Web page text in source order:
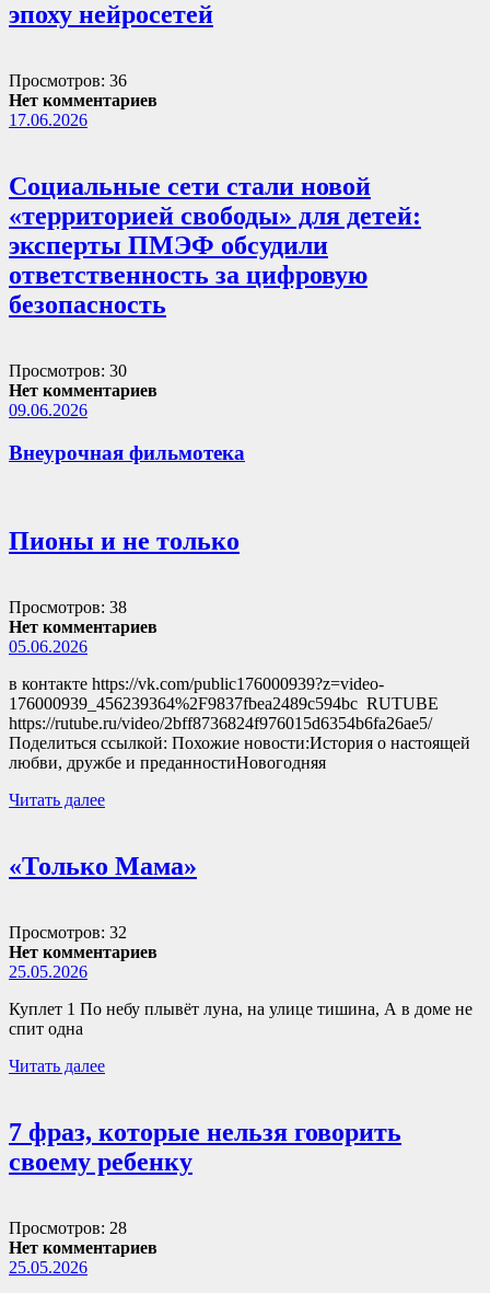
эпоху нейросетей
Просмотров: 36
Нет комментариев
17.06.2026
Социальные сети стали новой
«территорией свободы» для детей:
эксперты ПМЭФ обсудили
ответственность за цифровую
безопасность
Просмотров: 30
Нет комментариев
09.06.2026
Внеурочная фильмотека
Пионы и не только
Просмотров: 38
Нет комментариев
05.06.2026
в контакте https://vk.com/public176000939?z=video-
176000939_456239364%2F9837fbea2489c594bc RUTUBE
https://rutube.ru/video/2bff8736824f976015d6354b6fa26ae5/
Поделиться ссылкой: Похожие новости:История о настоящей
любви, дружбе и преданностиНовогодняя
Читать далее
«Только Мама»
Просмотров: 32
Нет комментариев
25.05.2026
Куплет 1 По небу плывёт луна, на улице тишина, А в доме не
спит одна
Читать далее
7 фраз, которые нельзя говорить
своему ребенку
Просмотров: 28
Нет комментариев
25.05.2026